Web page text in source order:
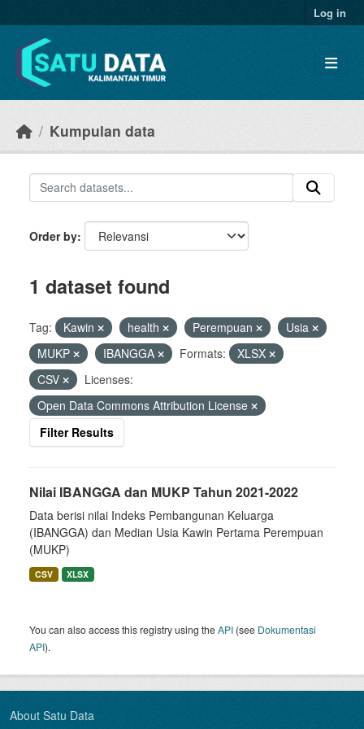
Log in
Kumpulan data
Order by
1 dataset found
Tag: Kawin health Perempuan
Usia
MUKP
IBANGGA Formats:
XLSX
CSV
Licenses:
Open Data Commons Attribution License
Filter Results
Nilai IBANGGA dan MUKP Tahun 2021-2022
Data berisi nilai Indeks Pembangunan Keluarga
(IBANGGA) dan Median Usia Kawin Pertama Perempuan
(MUKP)
CSV XLSX
You can also access this registry using theAPI (see Dokumentasi
API).
About Satu Data